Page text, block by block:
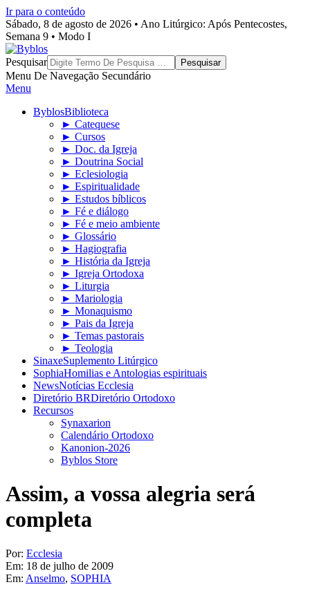
Ir para o conteúdo
Sábado, 8 de agosto de 2026 • Ano Litúrgico: Após Pentecostes,
Semana 9 • Modo I
Byblos
Pesquisar
Menu De Navegação Secundário
Menu
ByblosBiblioteca
► Catequese
► Cursos
► Doc. da Igreja
► Doutrina Social
► Eclesiologia
► Espiritualidade
► Estudos bíblicos
► Fé e diálogo
► Fé e meio ambiente
► Glossário
► Hagiografia
► História da Igreja
► Igreja Ortodoxa
► Liturgia
► Mariologia
► Monaquismo
► Pais da Igreja
► Temas pastorais
► Teologia
SinaxeSuplemento Litúrgico
SophiaHomilias e Antologias espirituais
NewsNotícias Ecclesia
Diretório BRDiretório Ortodoxo
Recursos
Synaxarion
Calendário Ortodoxo
Kanonion-2026
Byblos Store
Assim, a vossa alegria será
completa
Por: Ecclesia
Em: 18 de julho de 2009
Em: Anselmo, SOPHIA